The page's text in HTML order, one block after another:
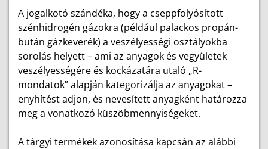
A jogalkotó szándéka, hogy a cseppfolyósított
szénhidrogén gázokra (például palackos propán-
bután gázkeverék) a veszélyességi osztályokba
sorolás helyett – ami az anyagok és vegyületek
veszélyességére és kockázatára utaló „R-
mondatok” alapján kategorizálja az anyagokat –
enyhítést adjon, és nevesített anyagként határozza
meg a vonatkozó küszöbmennyiségeket.
A tárgyi termékek azonosítása kapcsán az alábbi